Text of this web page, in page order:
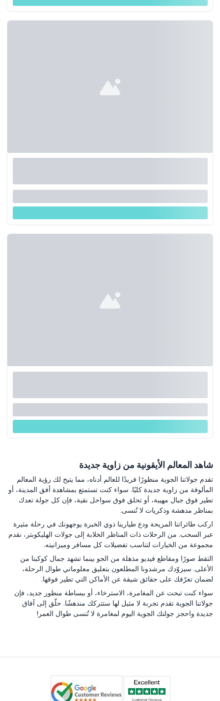
شاهد المعالم الأيقونية من زاوية جديدة
تقدم جولاتنا الجوية منظورًا فريدًا للعالم أدناه، مما يتيح لك رؤية المعالم
المألوفة من زاوية جديدة كليًا. سواء كنت تستمتع بمشاهدة أفق المدينة، أو
تطير فوق جبال مهيبة، أو تحلق فوق سواحل نقية، فإن كل جولة تعدك
بمناظر مدهشة وذكريات لا تُنسى.
اركب طائراتنا المريحة ودع طيارينا ذوي الخبرة يوجهونك في رحلة مثيرة
عبر السحب. من الرحلات ذات المناظر الخلابة إلى جولات الهليكوبتر، نقدم
مجموعة من الخيارات لتناسب تفضيلات كل مسافر وميزانيته.
التقط صورًا ومقاطع فيديو مذهلة من الجو بينما تشهد جمال كوكبنا من
الأعلى. سيزوّدك مرشدونا المطلعون بتعليق معلوماتي طوال الرحلة،
لضمان تعرّفك على حقائق شيقة عن الأماكن التي تطير فوقها.
سواء كنت تبحث عن المغامرة، الاسترخاء، أو ببساطة منظور جديد، فإن
جولاتنا الجوية تقدم تجربة لا مثيل لها ستتركك مندهشًا. حلّق إلى آفاق
جديدة واحجز جولتك الجوية اليوم لمغامرة لا تُنسى طوال العمر!